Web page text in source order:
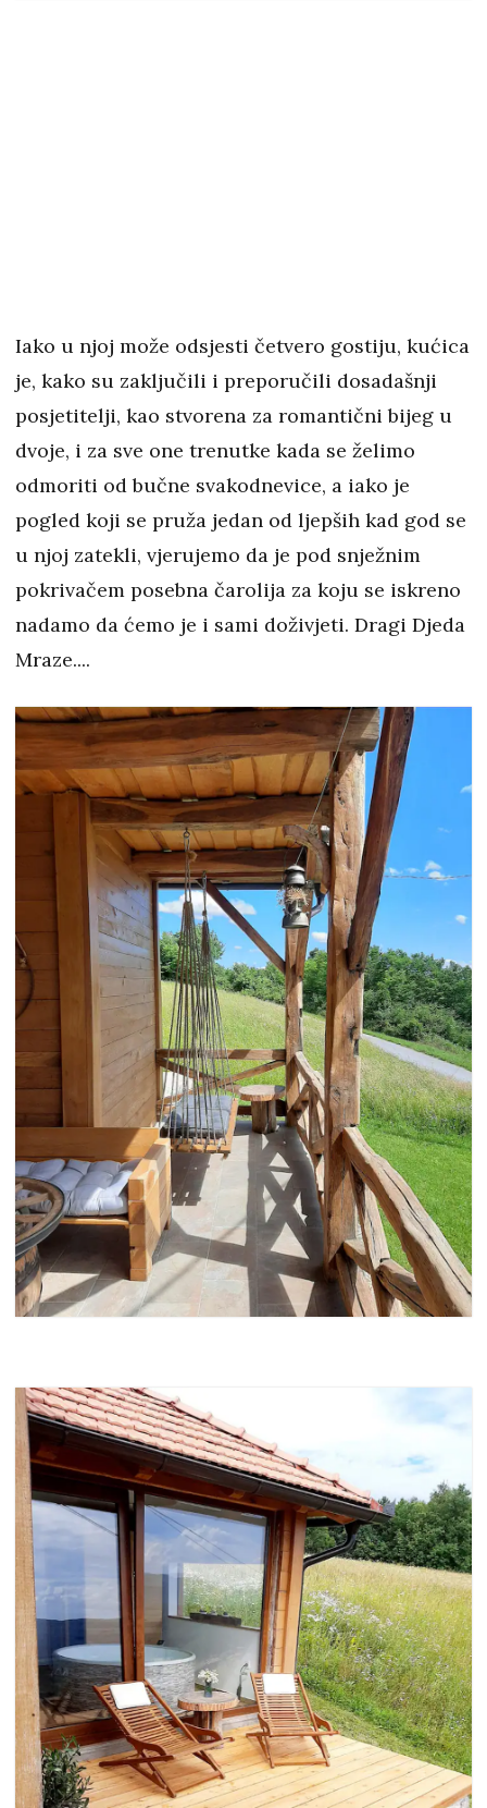
Iako u njoj može odsjesti četvero gostiju, kućica
je, kako su zaključili i preporučili dosadašnji
posjetitelji, kao stvorena za romantični bijeg u
dvoje, i za sve one trenutke kada se želimo
odmoriti od bučne svakodnevice, a iako je
pogled koji se pruža jedan od ljepših kad god se
u njoj zatekli, vjerujemo da je pod snježnim
pokrivačem posebna čarolija za koju se iskreno
nadamo da ćemo je i sami doživjeti. Dragi Djeda
Mraze....